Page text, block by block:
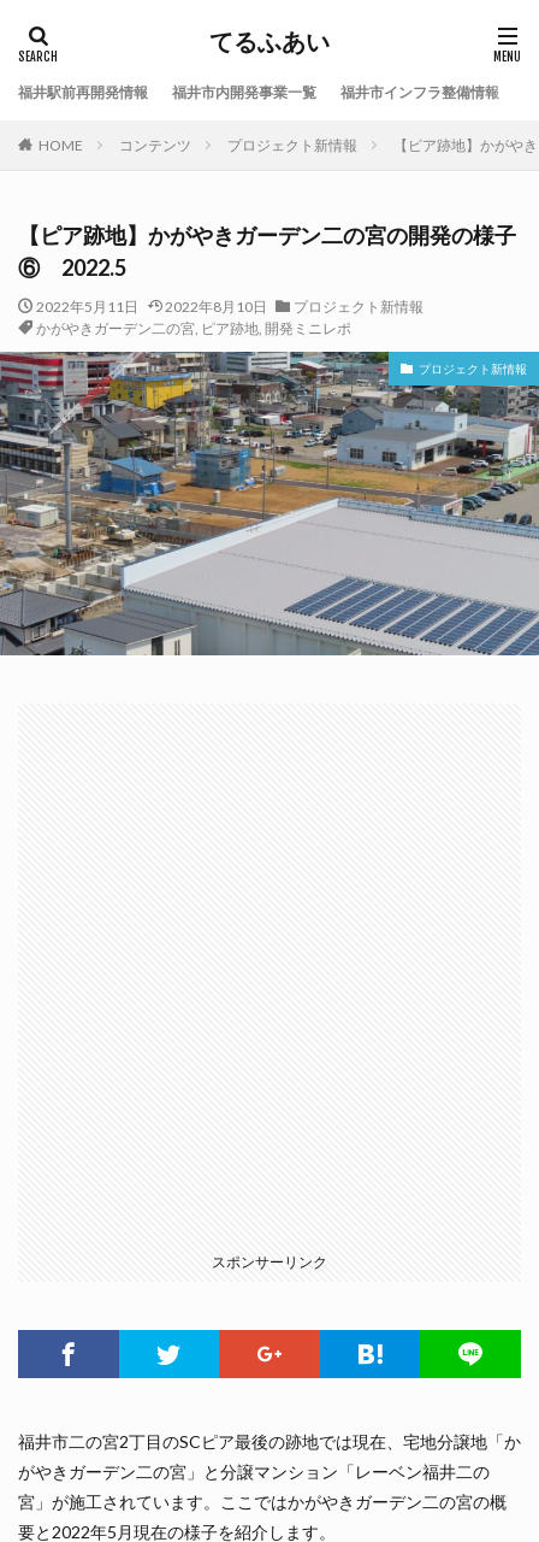
てるふあい
福井駅前再開発情報 福井市内開発事業一覧 福井市インフラ整備情報
HOME コンテンツ プロジェクト新情報 【ピア跡地】かが
【ピア跡地】かがやきガーデン二の宮の開発の様子
⑥ 2022.5
2022年5月11日 2022年8月10日
プロジェクト新情報
かがやきガーデン二の宮, ピア跡地, 開発ミニレポ
プロジェクト新情報
スポンサーリンク
福井市二の宮2丁目のSCピア最後の跡地では現在、宅地分譲地「か
がやきガーデン二の宮」と分譲マンション「レーベン福井二の
宮」が施工されています。ここではかがやきガーデン二の宮の概
要と2022年5月現在の様子を紹介します。